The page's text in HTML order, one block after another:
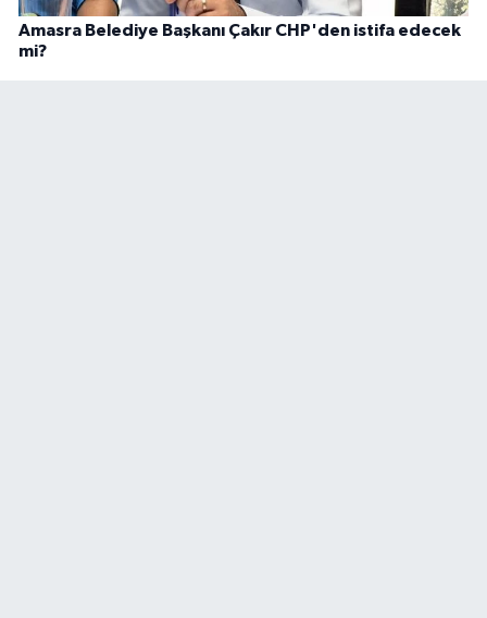
Amasra Belediye Başkanı Çakır CHP'den istifa edecek
mi?